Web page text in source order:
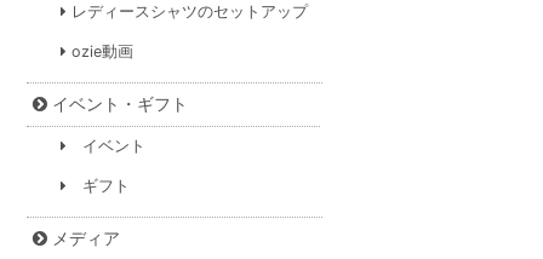
レディースシャツのセットアップ
ozie動画
イベント・ギフト
イベント
ギフト
メディア